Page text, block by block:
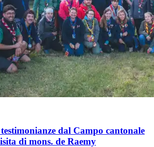
dal Campo cantonale
di mons. de Raemy